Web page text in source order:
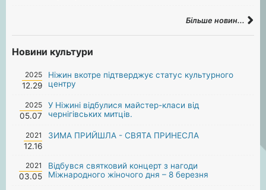
Більше новин...
Новини культури
2025
12.29
Ніжин вкотре підтверджує статус культурного
центру
2025
05.07
У Ніжині відбулися майстер-класи від
чернігівських митців.
2021
12.16
ЗИМА ПРИЙШЛА - СВЯТА ПРИНЕСЛА
2021
03.05
Відбувся святковий концерт з нагоди
Міжнародного жіночого дня – 8 березня